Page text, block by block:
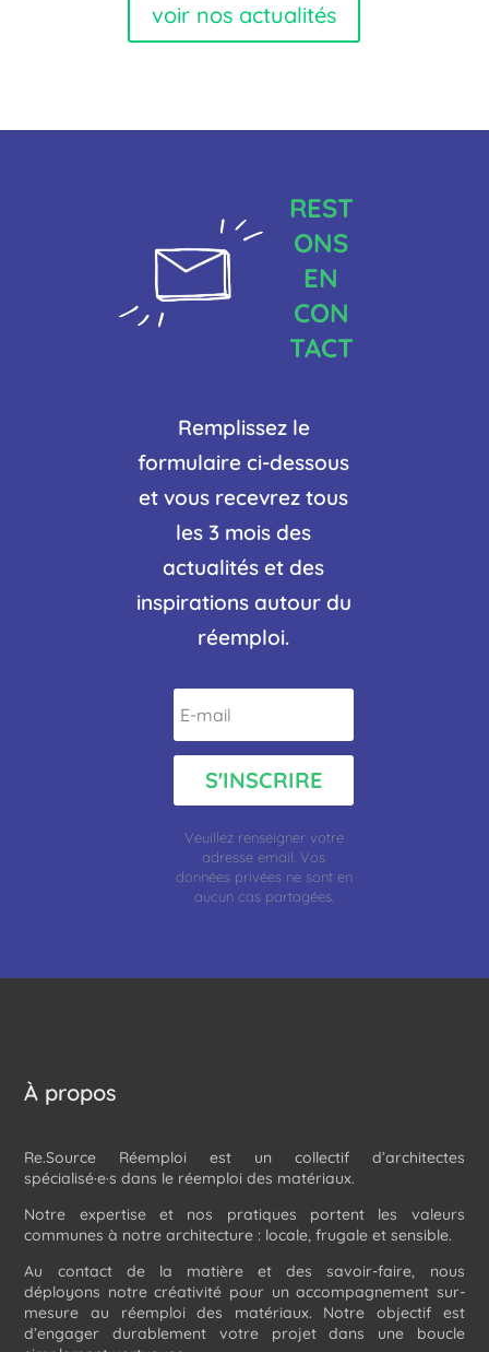
voir nos actualités
REST
ONS
EN
CON
TACT
Remplissez le
formulaire ci-dessous
et vous recevrez tous
les 3 mois des
actualités et des
inspirations autour du
réemploi.
S'INSCRIRE
Veuillez renseigner votre
adresseemail.Vos
données privées ne sont en
aucun cas partagées.
À propos
Re.Source Réemploi est un collectif d’architectes
spécialisé·e·s dans le réemploi des matériaux.
Notre expertise et nos pratiques portent les valeurs
communes à notre architecture : locale, frugale et sensible.
Au contact de la matière et des savoir-faire, nous
déployons notre créativité pour un accompagnement sur-
mesure au réemploi des matériaux. Notre objectif est
d’engager durablement votre projet dans une boucle